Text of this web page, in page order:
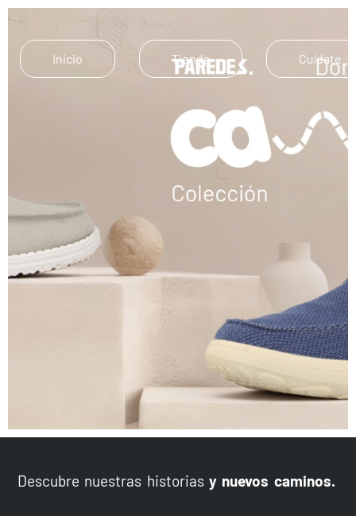
Inicio Tienda Cuídate
SÚBETE POR LAS
Descubre nuestras historias y nuevos caminos.